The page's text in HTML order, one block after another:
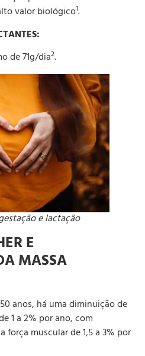
valor biológico1.
de 71g/dia2.
e lactação
E
MASSA
anos, há uma diminuição de
1 a 2% por ano, com
muscular de 1,5 a 3% por